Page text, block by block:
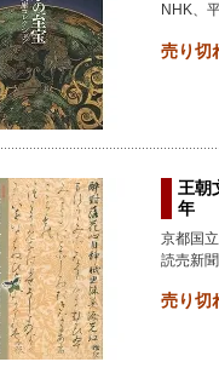
NHK、
売り切
王朝
年
京都国
読売新
売り切